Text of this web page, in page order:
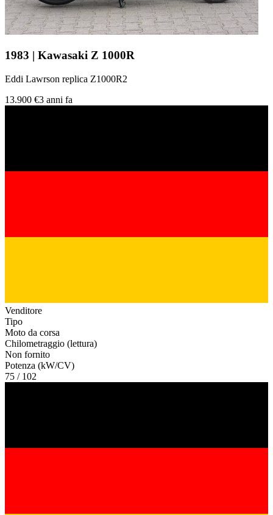
1983 | Kawasaki Z 1000R
Eddi Lawrson replica Z1000R2
13.900 €3 anni fa
Venditore
Tipo
Moto da corsa
Chilometraggio (lettura)
Non fornito
Potenza (kW/CV)
75 / 102